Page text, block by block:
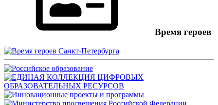
Время героев